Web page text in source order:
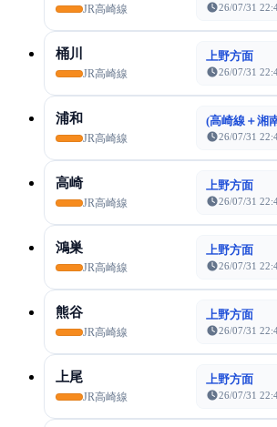
JR高崎線 26/07/31
桶川
JR高崎線
上野方面
26/07/31
浦和
JR高崎線
(高崎線＋湘
26/07/31
高崎
JR高崎線
上野方面
26/07/31
鴻巣
JR高崎線
上野方面
26/07/31
熊谷
JR高崎線
上野方面
26/07/31
上尾
JR高崎線
上野方面
26/07/31